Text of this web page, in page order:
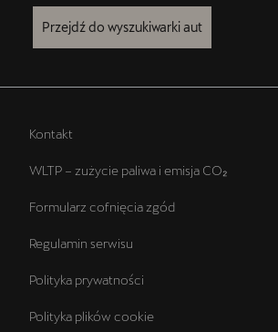
Przejdź do wyszukiwarki aut
Kontakt
WLTP – zużycie paliwa i emisja CO₂
Formularz cofnięcia zgód
Regulamin serwisu
Polityka prywatności
Polityka plików cookie